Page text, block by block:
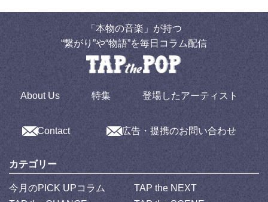
「本物の音楽」が持つ
“繋がり”や“物語”を毎日コラム配信
About Us 特集 登場したアーティスト
Contact 広告・提携のお問い合わせ
カテゴリー
今月のPICK UPコラム
TAP the NEXT